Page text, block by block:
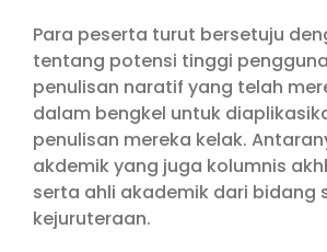
Para peserta turut bersetuju
tentang potensi tinggi
penulisan naratif yang telah
dalam bengkel untuk
penulisan mereka kelak.
akdemik yang juga kolumnis
serta ahli akademik dari bidang
kejuruteraan.